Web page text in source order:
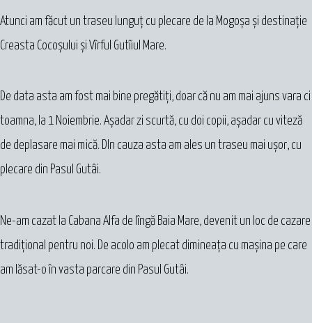
Atunci am făcut un traseu lunguț cu plecare de la Mogoșa și destinație
Creasta Cocoșului și Vîrful Gutîiul Mare.
De data asta am fost mai bine pregătiți, doar că nu am mai ajuns vara ci
toamna, la 1 Noiembrie. Așadar zi scurtă, cu doi copii, așadar cu viteză
de deplasare mai mică. DIn cauza asta am ales un traseu mai ușor, cu
plecare din Pasul Gutâi.
Ne-am cazat la Cabana Alfa de lîngă Baia Mare, devenit un loc de cazare
tradițional pentru noi. De acolo am plecat dimineața cu mașina pe care
am lăsat-o în vasta parcare din Pasul Gutâi.